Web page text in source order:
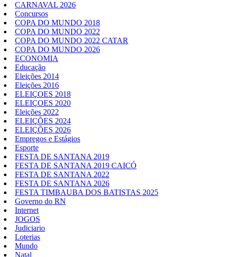
CARNAVAL 2026
Concursos
COPA DO MUNDO 2018
COPA DO MUNDO 2022
COPA DO MUNDO 2022 CATAR
COPA DO MUNDO 2026
ECONOMIA
Educação
Eleições 2014
Eleições 2016
ELEIÇOES 2018
ELEIÇOES 2020
Eleições 2022
ELEIÇÕES 2024
ELEIÇÕES 2026
Empregos e Estágios
Esporte
FESTA DE SANTANA 2019
FESTA DE SANTANA 2019 CAICÓ
FESTA DE SANTANA 2022
FESTA DE SANTANA 2026
FESTA TIMBAUBA DOS BATISTAS 2025
Governo do RN
Internet
JOGOS
Judiciario
Loterias
Mundo
Natal